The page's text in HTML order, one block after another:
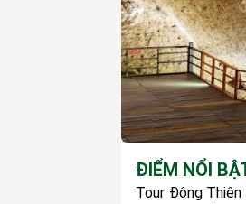
ĐIỂM NỔI
Tour Động